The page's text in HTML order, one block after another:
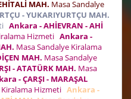
MAH. Masa Sandalye
- YUKARIYURTÇU MAH.
Ankara - AHİEVRAN - AHİ
Hizmeti Ankara -
Masa Sandalye Kiralama
MAH. Masa Sandalye
- ATATÜRK MAH. Masa
- ÇARŞI - MARAŞAL
Hizmeti Ankara -